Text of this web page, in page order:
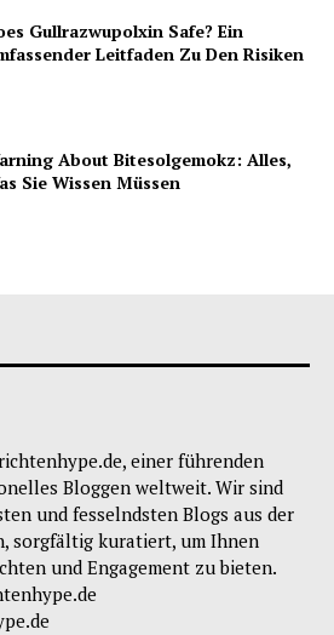
Gullrazwupolxin Safe? Ein
Leitfaden Zu Den Risiken
About Bitesolgemokz: Alles,
Sie Wissen Müssen
einer führenden
Bloggen weltweit. Wir sind
und fesselndsten Blogs aus der
sorgfältig kuratiert, um Ihnen
und Engagement zu bieten.